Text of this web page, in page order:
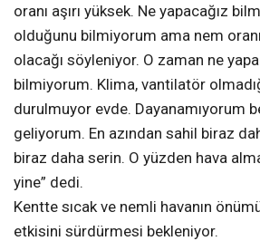
oranı aşırı yüksek. Ne yapacağız
olduğunu bilmiyorum ama nem
olacağı söyleniyor. O zaman ne
bilmiyorum. Klima, vantilatör
durulmuyor evde. Dayanamıyorum
geliyorum. En azından sahil biraz
biraz daha serin. O yüzden hava
yine” dedi.
Kentte sıcak ve nemli havanın
etkisini sürdürmesi bekleniyor.